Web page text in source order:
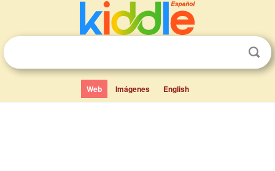
Web Imágenes English